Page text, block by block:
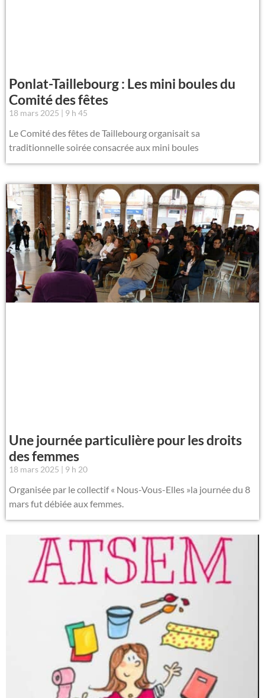
Ponlat-Taillebourg : Les mini boules du
Comité des fêtes
18 mars 2025 9 h 45
Le Comité des fêtes de Taillebourg organisait sa
traditionnelle soirée consacrée aux mini boules
Une journée particulière pour les droits
des femmes
18 mars 2025 9 h 20
Organisée par le collectif « Nous-Vous-Elles »la journée du 8
mars fut débiée aux femmes.